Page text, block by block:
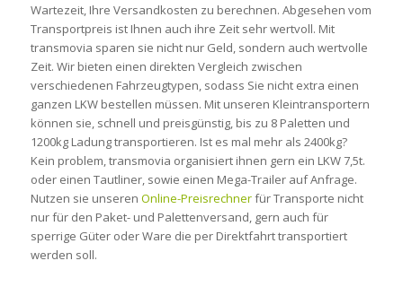
Wartezeit, Ihre Versandkosten zu berechnen. Abgesehen vom
Transportpreis ist Ihnen auch ihre Zeit sehr wertvoll. Mit
transmovia sparen sie nicht nur Geld, sondern auch wertvolle
Zeit. Wir bieten einen direkten Vergleich zwischen
verschiedenen Fahrzeugtypen, sodass Sie nicht extra einen
ganzen LKW bestellen müssen. Mit unseren Kleintransportern
können sie, schnell und preisgünstig, bis zu 8 Paletten und
1200kg Ladung transportieren. Ist es mal mehr als 2400kg?
Kein problem, transmovia organisiert ihnen gern ein LKW 7,5t.
oder einen Tautliner, sowie einen Mega-Trailer auf Anfrage.
Nutzen sie unseren Online-Preisrechnerfür Transporte nicht
nur für den Paket- und Palettenversand, gern auch für
sperrige Güter oder Ware die per Direktfahrt transportiert
werden soll.